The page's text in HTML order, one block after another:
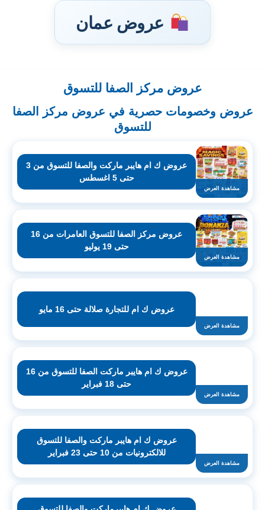
عروض عمان
إلى
عروض مركز الصفا للتسوق
عروض وخصومات حصرية في عروض مركز الصفا
للتسوق
مشاهدة العرض
عروض ك ام هايبر ماركت والصفا للتسوق من 3
حتى 5 اغسطس
مشاهدة العرض
عروض مركز الصفا للتسوق العامرات من 16
حتى 19 يوليو
مشاهدة العرض
عروض ك ام للتجارة صلالة حتى 16 مايو
مشاهدة العرض
عروض ك ام هايبر ماركت الصفا للتسوق من 16
حتى 18 فبراير
مشاهدة العرض
عروض ك ام هايبر ماركت والصفا للتسوق
للالكترونيات من 10 حتى 23 فبراير